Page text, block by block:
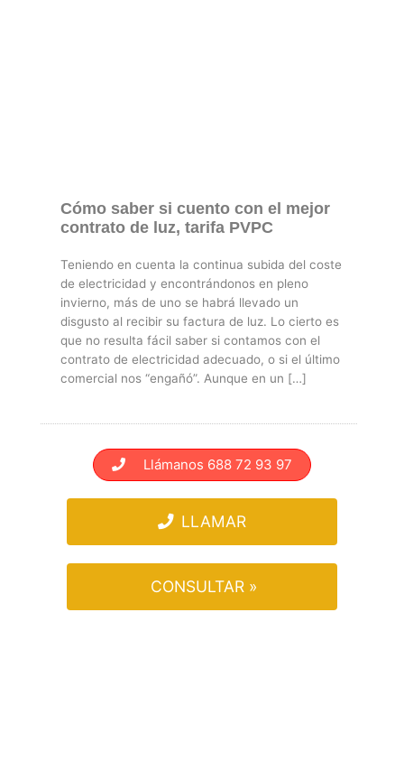
Cómo saber si cuento con el mejor
contrato de luz, tarifa PVPC
Teniendo en cuenta la continua subida del coste
de electricidad y encontrándonos en pleno
invierno, más de uno se habrá llevado un
disgusto al recibir su factura de luz. Lo cierto es
que no resulta fácil saber si contamos con el
contrato de electricidad adecuado, o si el último
comercial nos “engañó”. Aunque en un […]
Llámanos 688 72 93 97
LLAMAR
CONSULTAR »